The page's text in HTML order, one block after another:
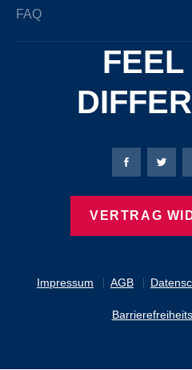
FAQ
FEEL
Impressum AGB
Bierbaum-
VERTRAG